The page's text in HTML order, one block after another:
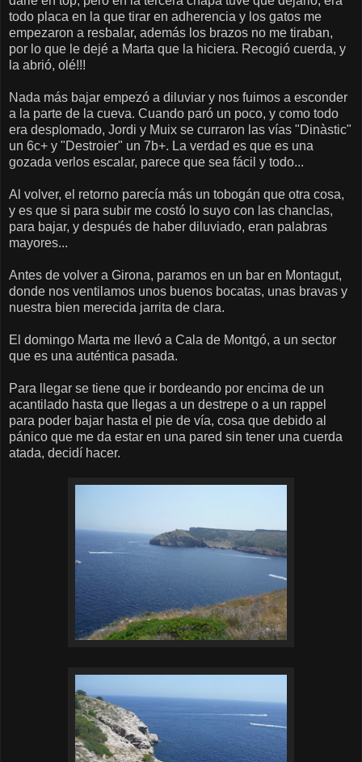
todo placa en la que tirar en adherencia y los gatos me
empezaron a resbalar, además los brazos no me tiraban,
por lo que le dejé a Marta que la hiciera. Recogió cuerda, y
la abrió, olé!!!
Nada más bajar empezó a diluviar y nos fuimos a esconder
a la parte de la cueva. Cuando paró un poco, y como todo
era desplomado, Jordi y Muix se curraron las vías "Dinàstic"
un 6c+ y "Destroier" un 7b+. La verdad es que es una
gozada verlos escalar, parece que sea fácil y todo...
Al volver, el retorno parecía más un tobogán que otra cosa,
y es que si para subir me costó lo suyo con las chanclas,
para bajar, y después de haber diluviado, eran palabras
mayores...
Antes de volver a Girona, paramos en un bar en Montagut,
donde nos ventilamos unos buenos bocatas, unas bravas y
nuestra bien merecida jarrita de clara.
El domingo Marta me llevó a Cala de Montgó, a un sector
que es una auténtica pasada.
Para llegar se tiene que ir bordeando por encima de un
acantilado hasta que llegas a un destrepe o a un rappel
para poder bajar hasta el pie de vía, cosa que debido al
pánico que me da estar en una pared sin tener una cuerda
atada, decidí hacer.